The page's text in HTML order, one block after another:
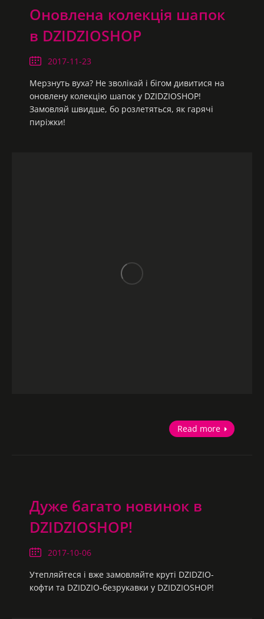
Оновлена колекція шапок
в DZIDZIOSHOP
2017-11-23
Мерзнуть вуха? Не зволікай і бігом дивитися на
оновлену колекцію шапок у DZIDZIOSHOP!
Замовляй швидше, бо розлетяться, як гарячі
пиріжки!
Read more
Дуже багато новинок в
DZIDZIOSHOP!
2017-10-06
Утепляйтеся і вже замовляйте круті DZIDZIO-
кофти та DZIDZIO-безрукавки у DZIDZIOSHOP!